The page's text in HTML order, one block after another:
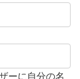
ーに自分の名